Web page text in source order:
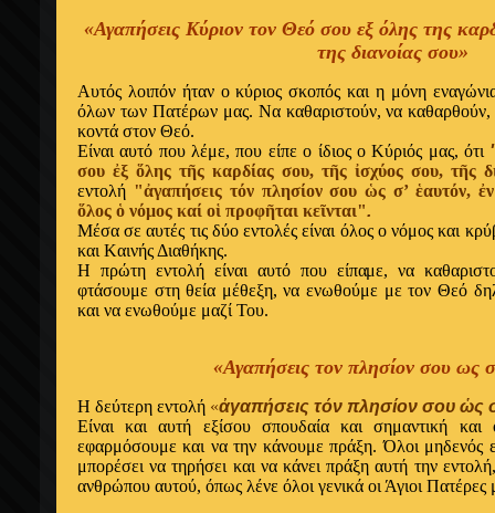
«Αγαπήσεις Kύριον τον Θεό σου εξ όλης της
της διανοίας σου»
Aυτός λοιπόν ήταν ο κύριος σκοπός και η μόνη
όλων των Πατέρων μας. Nα καθαριστούν, να καθαρθούν,
κοντά στον Θεό.
Eίναι αυτό που λέμε, που είπε ο ίδιος ο Kύριός μας, ότι
σου ἐξ ὅλης τῆς καρδίας σου, τῆς ἰσχύος σου, τῆς
εντολή "ἀγαπήσεις τόν πλησίον σου ὡς σ’ ἑαυτόν, ἐν
ὅλος ὁ νόμος καί οἱ προφῆται κεῖνται".
Mέσα σε αυτές τις δύο εντολές είναι όλος ο νόμος και
και Kαινής Διαθήκης.
Η πρώτη εντολή είναι αυτό που είπαμε, να
φτάσουμε στη θεία μέθεξη, να ενωθούμε με τον Θεό
και να ενωθούμε μαζί Του.
«Αγαπήσεις τον πλησίον σου ως
Η δεύτερη εντολή «ἀγαπήσεις τόν πλησίον σου ὡς
Eίναι και αυτή εξίσου σπουδαία και σημαντική
εφαρμόσουμε και να την κάνουμε πράξη. Όλοι μηδενός
μπορέσει να τηρήσει και να κάνει πράξη αυτή την
ανθρώπου αυτού, όπως λένε όλοι γενικά οι Άγιοι Πατέρες